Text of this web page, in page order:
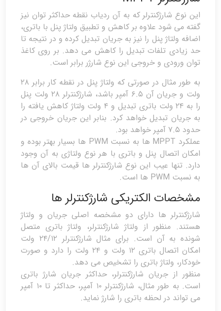
این نوع شارژکنترلر که به آن ردیاب نقطه حداکثر توان نیز
گفته می شود علاوه بر کاهش و تطبیق ولتاژ پنل با باتری،
اضافه ولتاژ پنل را نیز به جریان تبدیل کرده و در نتیجه تا
حد زیادی تلفات تبدیل را کاهش می دهد. بر روی کاغذ
توان ورودی و خروجی این نوع شارژر برابر است.
به طور مثال در صورتی که ولتاژ پنل در نقطه کار برابر ۲۸
ولت و جریان آن ۶.۵ آمپر باشد، شارژکنترلر ۲۸ ولت پنل
را به ۲۴ ولت باتری تبدیل و ۴ ولت ولتاژ کاهش یافته را
به جریان تبدیل خواهد کرد. بنابر این جریان خروجی در
حدود ۷.۵ آمپر خواهد بود.
عملکرد MPPT ها به نسبت PWM ها بسیار بهتر بوده و
امکان اتصال پنل و باتری با هر نوع ولتاژی به آن وجود
دارد. تنها عیب این نوع شارژکنترلر ها قیمت بالای آن ها
به نسبت PWM ها است.
مشخصات الکتریکی شارژکنترلر ها
شارژکنترلر ها دارای دو مشخصه اصلی جریان و ولتاژ
هستند. منظور از ولتاژ شارژکنترلر، ولتاژ باتری متصل
شونده به آن است. برای مثال شارژکنترلر ۲۴/۱۲ ولت
امکان اتصال باتری ۱۲ ولت و ۲۴ ولت را دارد و صورت
خودکار، ولتاژ باتری را تشخیص می دهد.
منظور از جریان شارژکنترلر، حداکثر جریان شارژ باتری
است. به طور مثال، شارژکنترلر ۱۰ آمپر، حداکثر تا ۱۰ آمپر
می تواند در لحظه باتری را شارژ نماید.